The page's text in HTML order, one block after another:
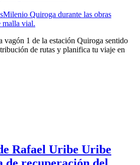
vagón 1 de la estación Quiroga sentido
de rutas y planifica tu viaje en
Rafael Uribe Uribe